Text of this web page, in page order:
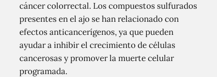
cáncer colorrectal. Los compuestos sulfurados
presentes en el ajo se han relacionado con
efectos anticancerígenos, ya que pueden
ayudar a inhibir el crecimiento de células
cancerosas y promover la muerte celular
programada.